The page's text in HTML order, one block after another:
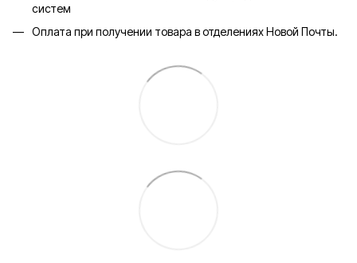
систем
Оплата при получении товара в отделениях Новой Почты.